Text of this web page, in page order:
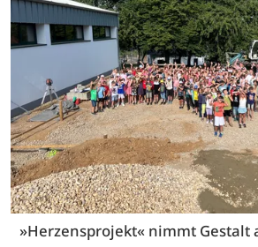
»Herzensprojekt« nimmt Gestalt